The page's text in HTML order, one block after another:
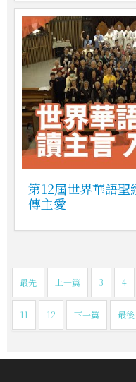
第12屆世界華語聖
傳主愛
最先 上一篇 3 4
11 12 下一篇 最後